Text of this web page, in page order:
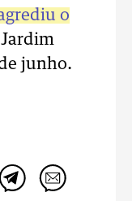
o
junho.